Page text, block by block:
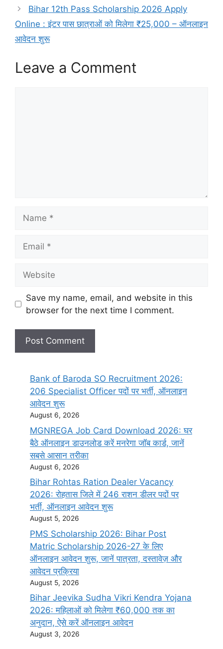
Bihar 12th Pass Scholarship 2026 Apply
Online : इंटर पास छात्राओं को मिलेगा ₹25,000 – ऑनलाइन
आवेदन शुरू
Leave a Comment
Save my name, email, and website in this
browser for the next time I comment.
Bank of Baroda SO Recruitment 2026:
206 Specialist Officer पदों पर भर्ती, ऑनलाइन
आवेदन शुरू
August 6, 2026
MGNREGA Job Card Download 2026: घर
बैठे ऑनलाइन डाउनलोड करें मनरेगा जॉब कार्ड, जानें
सबसे आसान तरीका
August 6, 2026
Bihar Rohtas Ration Dealer Vacancy
2026: रोहतास जिले में 246 राशन डीलर पदों पर
भर्ती, ऑनलाइन आवेदन शुरू
August 5, 2026
PMS Scholarship 2026: Bihar Post
Matric Scholarship 2026-27 के लिए
ऑनलाइन आवेदन शुरू, जानें पात्रता, दस्तावेज़ और
आवेदन प्रक्रिया
August 5, 2026
Bihar Jeevika Sudha Vikri Kendra Yojana
2026: महिलाओं को मिलेगा ₹60,000 तक का
अनुदान, ऐसे करें ऑनलाइन आवेदन
August 3, 2026